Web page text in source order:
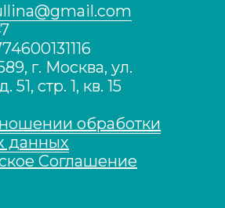
г. Москва, ул.
51, cтр. 1, кв. 15
обработки
данных
Соглашение